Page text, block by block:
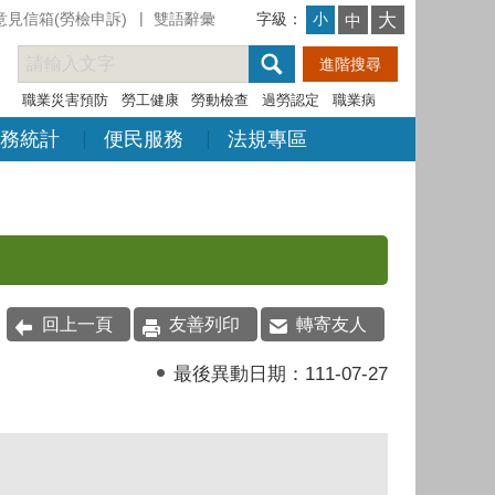
見信箱(勞檢申訴) 雙語辭彙 字級： 小 中 大
職業災害預防 勞工健康 勞動檢查 過勞認定 職業病
統計 便民服務 法規專區
回上一頁 友善列印 轉寄友人
最後異動日期： 111-07-27